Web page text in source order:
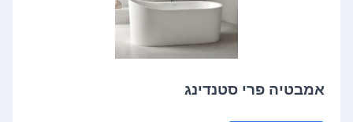
אמבטיה פרי סטנדינג